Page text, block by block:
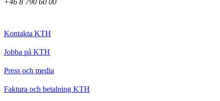
Kontakta KTH
Jobba på KTH
Press och media
Faktura och betalning KTH